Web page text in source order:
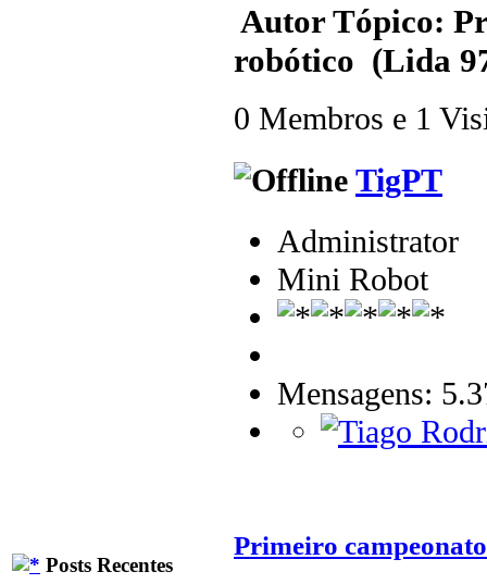
Posts Recentes
AutorTópico:
robótico (Lida
0 Membros e 1
TigPT
Administrator
Mini Robot
Mensagens:
Primeiro